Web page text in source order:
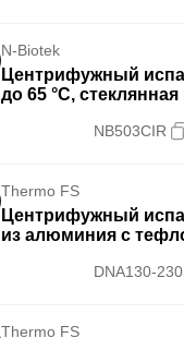
N-Biotek
Центрифужный
до 65 °C,
NB503CIR
Thermo FS
Центрифужный
из алюминия с
DNA130-230
Thermo FS